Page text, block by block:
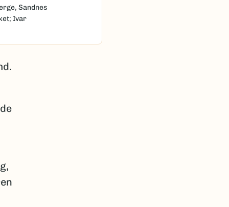
Sandnes
Ivar